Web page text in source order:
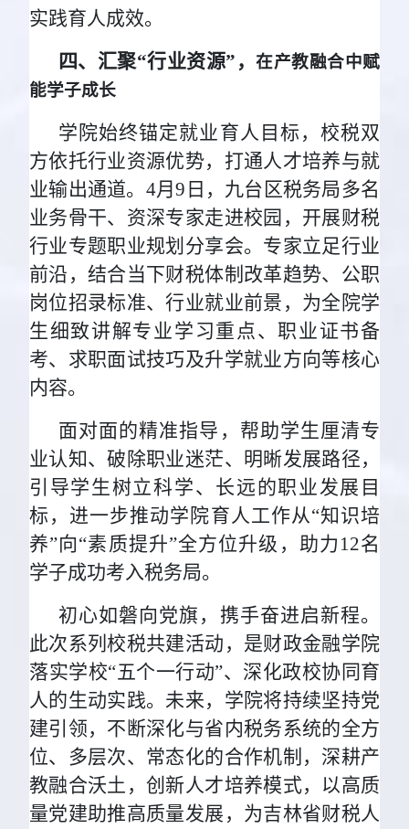
实践育人成效。
四、汇聚“行业资源”，在产教融合中赋
能学子成长
学院始终锚定就业育人目标，校税双
方依托行业资源优势，打通人才培养与就
业输出通道。4月9日，九台区税务局多名
业务骨干、资深专家走进校园，开展财税
行业专题职业规划分享会。专家立足行业
前沿，结合当下财税体制改革趋势、公职
岗位招录标准、行业就业前景，为全院学
生细致讲解专业学习重点、职业证书备
考、求职面试技巧及升学就业方向等核心
内容。
面对面的精准指导，帮助学生厘清专
业认知、破除职业迷茫、明晰发展路径，
引导学生树立科学、长远的职业发展目
标，进一步推动学院育人工作从“知识培
养”向“素质提升”全方位升级，助力12名
学子成功考入税务局。
初心如磐向党旗，携手奋进启新程。
此次系列校税共建活动，是财政金融学院
落实学校“五个一行动”、深化政校协同育
人的生动实践。未来，学院将持续坚持党
建引领，不断深化与省内税务系统的全方
位、多层次、常态化的合作机制，深耕产
教融合沃土，创新人才培养模式，以高质
量党建助推高质量发展，为吉林省财税人